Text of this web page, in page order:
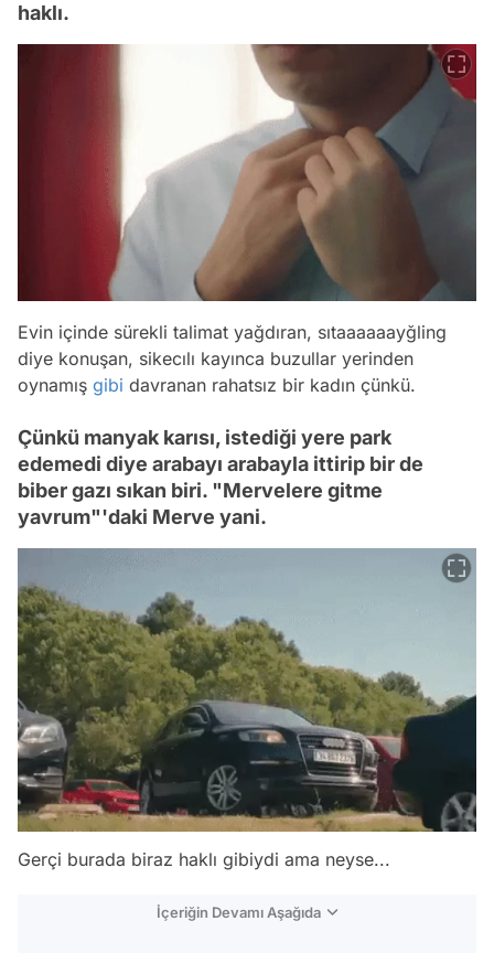
haklı.
Evin içinde sürekli talimat yağdıran, sıtaaaaaayğling
diye konuşan, sikecılı kayınca buzullar yerinden
oynamış gibi davranan rahatsız bir kadın çünkü.
Çünkü manyak karısı, istediği yere park
edemedi diye arabayı arabayla ittirip bir de
biber gazı sıkan biri. "Mervelere gitme
yavrum"'daki Merve yani.
Gerçi burada biraz haklı gibiydi ama neyse...
İçeriğin Devamı Aşağıda